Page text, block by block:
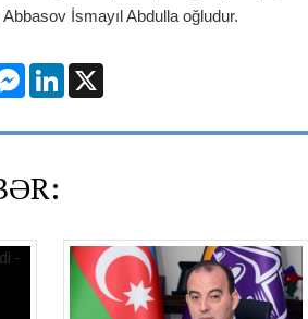
İsmayıl Abdulla oğludur.
Messenger
LinkedIn